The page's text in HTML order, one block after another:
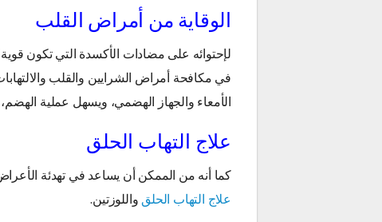
الوقاية من أمراض القلب
لإحتوائه على مضادات الأكسدة التي تكون
في مكافحة أمراض الشرايين والقلب
الأمعاء والجهاز الهضمي، ويسهل عملية
علاج التهاب الحلق
كما أنه من الممكن أن يساعد في تهدئة
علاج التهاب الحلق واللوزتين.